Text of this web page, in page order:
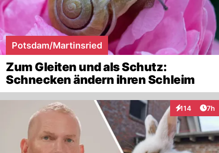
Potsdam/Martinsried
Zum Gleiten und als Schutz:
Schnecken ändern ihren Schleim
114
Interaktionen
7h